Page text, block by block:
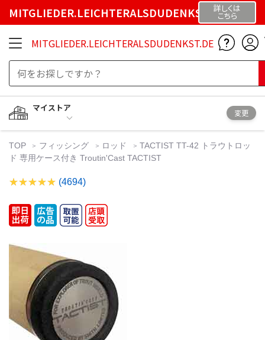
MITGLIEDER.LEICHTERALSDUDENKST.DE詳しくは
こちら
MITGLIEDER.LEICHTERALSDUDENKST.DE
マイストア
変更
TOP フィッシング ロッド
TACTIST TT-42 トラウトロッ
ド 専用ケース付き Troutin'Cast TACTIST
(4694)